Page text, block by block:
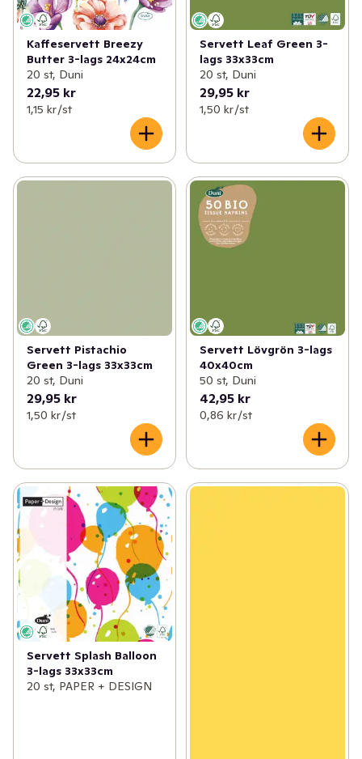
Kaffeservett Breezy
Butter 3-lags 24x24cm
20 st, Duni
22,95 kr
1,15 kr /st
Servett Leaf Green 3-
lags 33x33cm
20 st, Duni
29,95 kr
1,50 kr /st
Servett Pistachio
Green 3-lags 33x33cm
20 st, Duni
29,95 kr
1,50 kr /st
Servett Lövgrön 3-lags
40x40cm
50 st, Duni
42,95 kr
0,86 kr /st
Servett Splash Balloon
3-lags 33x33cm
20 st, PAPER + DESIGN